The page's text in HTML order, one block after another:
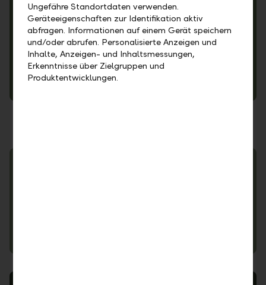
Automatischer Informationsaustausch
Ungefähre Standortdaten verwenden.
Geräteeigenschaften zur Identifikation aktiv
abfragen. Informationen auf einem Gerät speichern
und/oder abrufen. Personalisierte Anzeigen und
Inhalte, Anzeigen- und Inhaltsmessungen,
Erkenntnisse über Zielgruppen und
Produktentwicklungen.